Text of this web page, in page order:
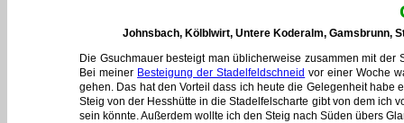
Johnsbach, Kölblwirt, Untere Koderalm, Gamsbrunn,
Die Gsuchmauer besteigt man üblicherweise zusammen mit
Bei meiner Besteigung der Stadelfeldschneid vor einer Woche
gehen. Das hat den Vorteil dass ich heute die Gelegenheit habe
Steig von der Hesshütte in die Stadelfelscharte gibt von dem ich
sein könnte. Außerdem wollte ich den Steig nach Süden übers